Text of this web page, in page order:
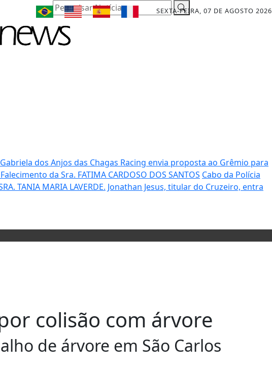
SEXTA-FEIRA, 07 DE AGOSTO 2026
Pesquisar Notícia
dos Anjos das Chagas Racing envia proposta ao Grêmio para
da Sra. FATIMA CARDOSO DOS SANTOS Cabo da Polícia
TANIA MARIA LAVERDE. Jonathan Jesus, titular do Cruzeiro, entra
colisão com árvore
de árvore em São Carlos